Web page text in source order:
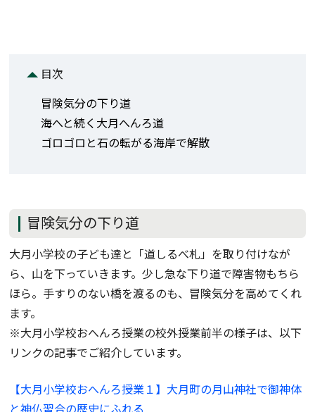
目次
冒険気分の下り道
海へと続く大月へんろ道
ゴロゴロと石の転がる海岸で解散
冒険気分の下り道
大月小学校の子ども達と「道しるべ札」を取り付けなが
ら、山を下っていきます。少し急な下り道で障害物もちら
ほら。手すりのない橋を渡るのも、冒険気分を高めてくれ
ます。
※大月小学校おへんろ授業の校外授業前半の様子は、以下
リンクの記事でご紹介しています。
【大月小学校おへんろ授業１】大月町の月山神社で御神体
と神仏習合の歴史にふれる